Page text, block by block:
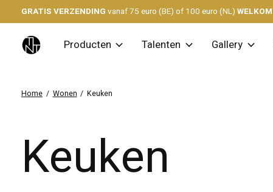
GRATIS VERZENDING vanaf 75 euro (BE) of 100 euro (NL) WELKOM
Producten Talenten Gallery
Home / Wonen / Keuken
Keuken